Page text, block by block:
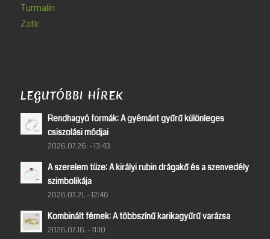
Turmalin
Zafír
LEGUTÓBBI HÍREK
Rendhagyó formák: A gyémánt gyűrű különleges
csiszolási módjai
2026.07.26. - 13:43
A szerelem tüze: A királyi rubin drágakő és a szenvedély
szimbolikája
2026.07.21. - 12:46
Kombinált fémek: A többszínű karikagyűrű varázsa
2026.07.16. - 11:10